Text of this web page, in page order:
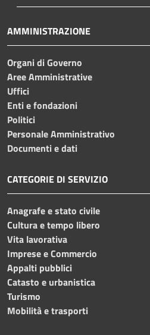
AMMINISTRAZIONE
Organi di Governo
Aree Amministrative
Uffici
Enti e fondazioni
Politici
Personale Amministrativo
Documenti e dati
CATEGORIE DI SERVIZIO
Anagrafe e stato civile
Cultura e tempo libero
Vita lavorativa
Imprese e Commercio
Appalti pubblici
Catasto e urbanistica
Turismo
Mobilità e trasporti